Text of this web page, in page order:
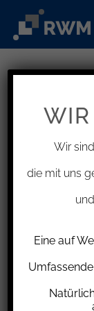
Inhalt
springen
–
In den
Familien-
dass die
(mit
Wir
die mit uns
Eine auf